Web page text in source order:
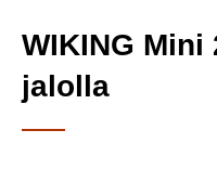
WIKING
jalolla